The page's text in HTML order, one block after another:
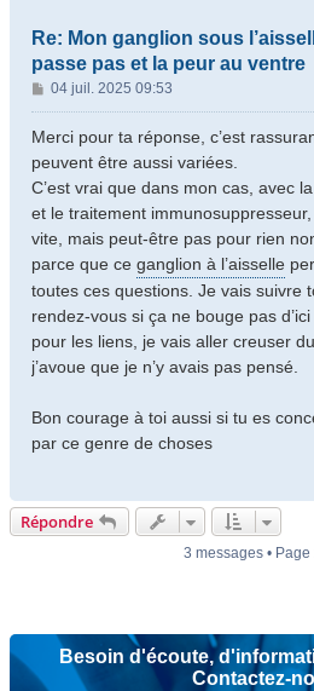
Re: Mon ganglion sous
passe pas et la peur au ventre
M
e
s
g
e
04 juil. 2025 09:53
Merci pour ta réponse, c’est
peuvent être aussi variées.
C’est vrai que dans mon cas, avec
et le traitement immunosuppresseur,
vite, mais peut-être pas pour rien
parce que ce ganglion à l’aisselle
toutes ces questions. Je vais suivre
rendez-vous si ça ne bouge pas
pour les liens, je vais aller creuser
j’avoue que je n’y avais pas pensé.
Bon courage à toi aussi si tu es
par ce genre de choses
Répondre
3 messages • Page
Besoin d'écoute,
Contactez-